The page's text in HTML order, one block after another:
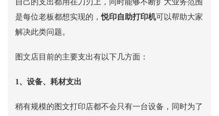
自己的支出都用在刀刃上，同时能够不断扩大业务范围
是每位老板都想实现的，悦印自助打印机可以帮助大家
解决此类问题。
图文店目前的主要支出有以下几方面：
1、设备、耗材支出
稍有规模的图文打印店都不会只有一台设备，同时为了